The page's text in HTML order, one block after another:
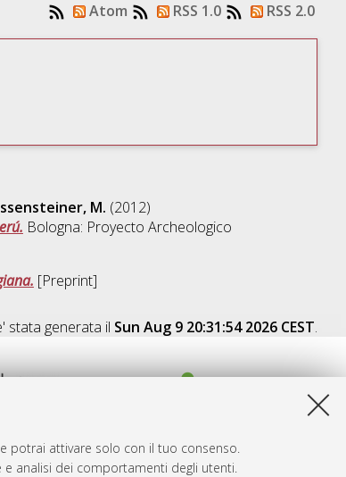
potrai attivare solo con il tuo consenso.
analisi dei comportamenti degli utenti.
Atom RSS 1.0 RSS 2.0
M. (2012)
Bologna: Proyecto Archeologico
[Preprint]
stata generata il Sun Aug 9 20:31:54 2026 CEST.